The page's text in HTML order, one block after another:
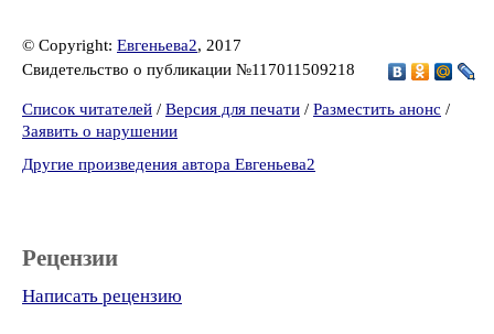
© Copyright: Евгеньева2, 2017
Свидетельство о публикации №117011509218
Список читателей / Версия для печати / Разместить анонс /
Заявить о нарушении
Другие произведения автора Евгеньева2
Рецензии
Написать рецензию